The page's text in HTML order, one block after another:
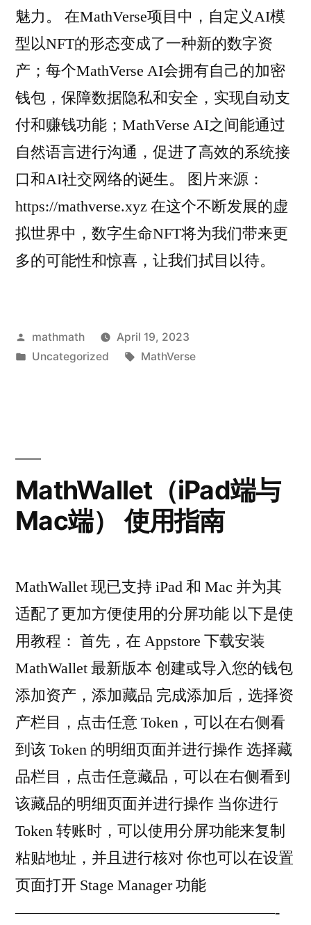
魅力。 在MathVerse项目中，自定义AI模
型以NFT的形态变成了一种新的数字资
产；每个MathVerse AI会拥有自己的加密
钱包，保障数据隐私和安全，实现自动支
付和赚钱功能；MathVerse AI之间能通过
自然语言进行沟通，促进了高效的系统接
口和AI社交网络的诞生。 图片来源：
https://mathverse.xyz 在这个不断发展的虚
拟世界中，数字生命NFT将为我们带来更
多的可能性和惊喜，让我们拭目以待。
Posted
by
mathmath
April 19, 2023
Posted
Uncategorized Tags:
MathVerse
MathWallet（iPad端与
Mac端） 使用指南
MathWallet 现已支持 iPad 和 Mac 并为其
适配了更加方便使用的分屏功能 以下是使
用教程： 首先，在 Appstore 下载安装
MathWallet 最新版本 创建或导入您的钱包
添加资产，添加藏品 完成添加后，选择资
产栏目，点击任意 Token，可以在右侧看
到该 Token 的明细页面并进行操作 选择藏
品栏目，点击任意藏品，可以在右侧看到
该藏品的明细页面并进行操作 当你进行
Token 转账时，可以使用分屏功能来复制
粘贴地址，并且进行核对 你也可以在设置
页面打开 Stage Manager 功能
—————————————————-